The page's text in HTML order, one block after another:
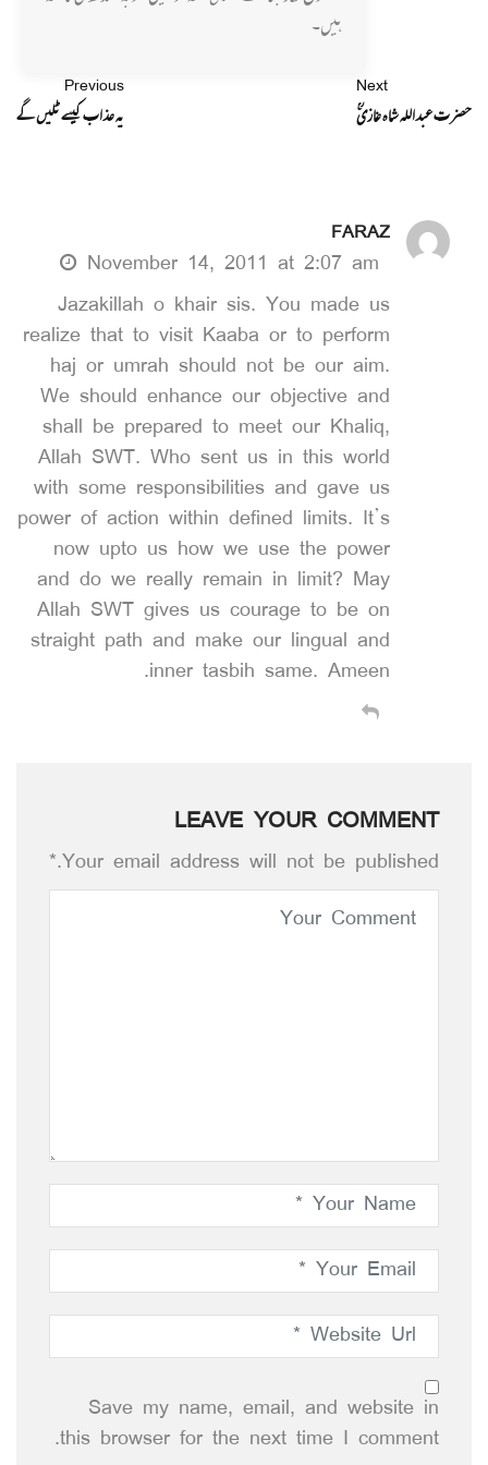
ہیں۔
Previous
یہ عذاب کیسے ٹلیں گے
Next
حضرت عبداللہ شاہ غازیؒ
FARAZ
November 14, 2011 at 2:07 am
Jazakillah o khair sis. You made us
realize that to visit Kaaba or to perform
haj or umrah should not be our aim.
We should enhance our objective and
shall be prepared to meet our Khaliq,
Allah SWT. Who sent us in this world
with some responsibilities and gave us
power of action within defined limits. It’s
now upto us how we use the power
and do we really remain in limit? May
Allah SWT gives us courage to be on
straight path and make our lingual and
inner tasbih same. Ameen.
LEAVE YOUR COMMENT
Your email address will not be published.*
Save my name, email, and website in
this browser for the next time I comment.